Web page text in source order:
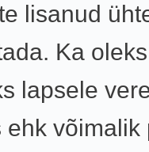
lisanud
Ka
lapsele
ehk võimalik